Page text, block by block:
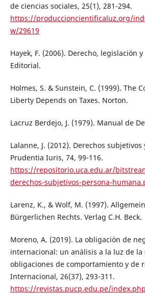
de ciencias sociales, 25(1), 281-294.
https://produccioncientificaluz.org/
w/29619
Hayek, F. (2006). Derecho, legislación
Editorial.
Holmes, S. & Sunstein, C. (1999). The
Liberty Depends on Taxes. Norton.
Lacruz Berdejo, J. (1979). Manual de
Lalanne, J. (2012). Derechos
Prudentia Iuris, 74, 99-116.
https://repositorio.uca.edu.ar/
derechos-subjetivos-persona-
Larenz, K., & Wolf, M. (1997).
Bürgerlichen Rechts. Verlag C.H. Beck.
Moreno, A. (2019). La obligación de
internacional: un análisis a la luz de la
obligaciones de comportamiento y de
Internacional, 26(37), 293-311.
https://revistas.pucp.edu.pe/